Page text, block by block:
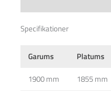
Specifikationer
Garums Platums
1900 mm
1855 mm